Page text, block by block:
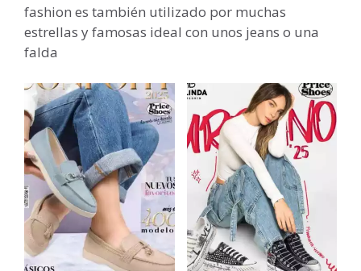
fashion es también utilizado por muchas
estrellas y famosas ideal con unos jeans o una
falda